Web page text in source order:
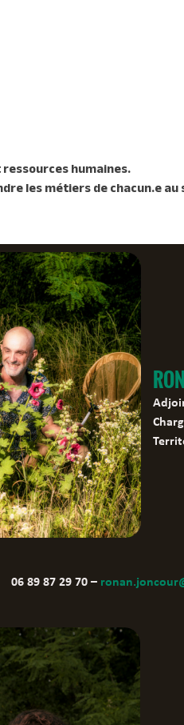
humaines.
les métiers de chacun.e au
06 89 87 29 70 –